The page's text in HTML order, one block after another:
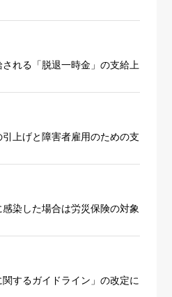
れる「脱退一時金」の支給上
上げと障害者雇用のための支
染した場合は労災保険の対象
関するガイドライン」の改定に